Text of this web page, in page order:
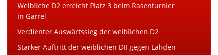
Weibliche D2 erreicht Platz 3 beim Rasenturnier
in Garrel
Verdienter Auswärtssieg der weiblichen D2
Starker Auftritt der weiblichen DII gegen Lähden